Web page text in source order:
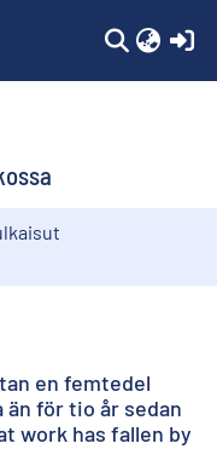
en femtedel
för tio år sedan
work has fallen by